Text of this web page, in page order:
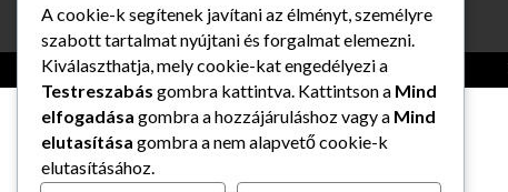
A cookie-k segítenek javítani az élményt, személyre
szabott tartalmat nyújtani és forgalmat elemezni.
Kiválaszthatja, mely cookie-kat engedélyezi a
Testreszabás gombra kattintva. Kattintson a Mind
elfogadása gombra a hozzájáruláshoz vagy a Mind
elutasítása gombra a nem alapvető cookie-k
elutasításához.